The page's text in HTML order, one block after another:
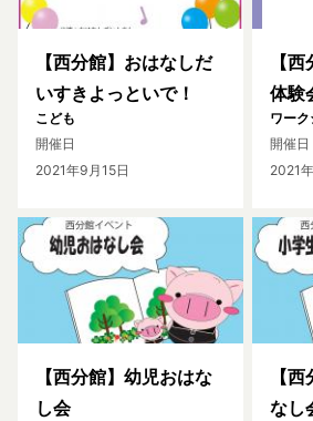
【西分館】おはなしだ
いすきよっといで！
こども
開催日
2021年9月15日
【
体験
ワー
開催日
2021
【西分館】幼児おはな
し会
【
なし